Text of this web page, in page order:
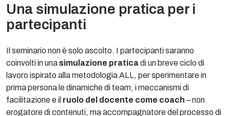
Una simulazione pratica per i
partecipanti
Il seminario non è solo ascolto. I partecipanti saranno
coinvolti in unasimulazione praticadi un breve ciclo di
lavoro ispirato alla metodologia ALL, per sperimentare in
prima persona le dinamiche di team, i meccanismi di
facilitazione e il ruolo del docente come coach – non
erogatore di contenuti, ma accompagnatore del processo di